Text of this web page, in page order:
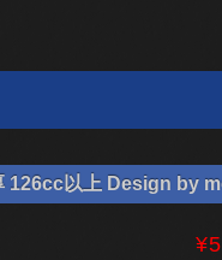
126cc以上 Design by